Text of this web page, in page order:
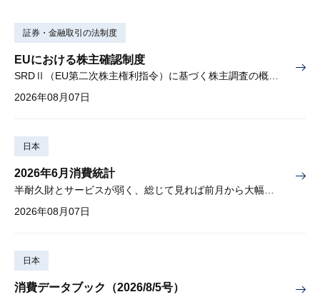
証券・金融取引の法制度
EUにおける株主確認制度
SRDⅡ（EU第二次株主権利指令）に基づく株主調査の概要と課題
2026年08月07日
日本
2026年6月消費統計
2026年08月07日
日本
消費データブック（2026/8/5号）